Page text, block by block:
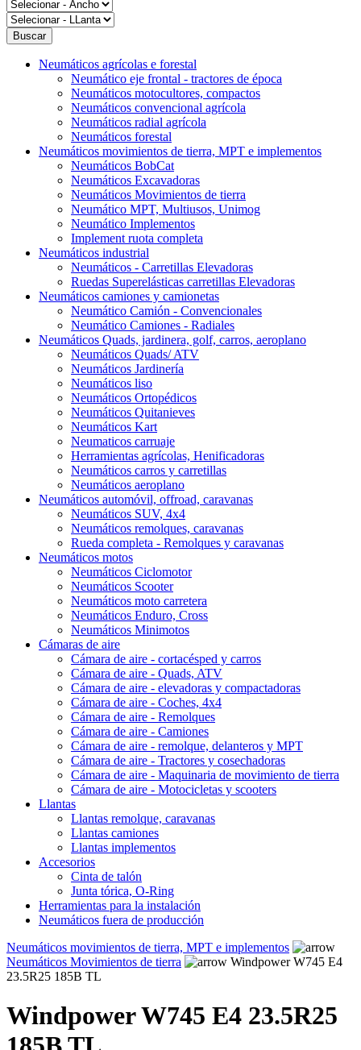
Neumáticos agrícolas e forestal
Neumático eje frontal - tractores de época
Neumáticos motocultores, compactos
Neumáticos convencional agrícola
Neumáticos radial agrícola
Neumáticos forestal
Neumáticos movimientos de tierra, MPT e implementos
Neumáticos BobCat
Neumáticos Excavadoras
Neumáticos Movimientos de tierra
Neumático MPT, Multiusos, Unimog
Neumático Implementos
Implement ruota completa
Neumáticos industrial
Neumáticos - Carretillas Elevadoras
Ruedas Superelásticas carretillas Elevadoras
Neumáticos camiones y camionetas
Neumático Camión - Convencionales
Neumático Camiones - Radiales
Neumáticos Quads, jardinera, golf, carros, aeroplano
Neumáticos Quads/ ATV
Neumáticos Jardinería
Neumáticos liso
Neumáticos Ortopédicos
Neumáticos Quitanieves
Neumáticos Kart
Neumaticos carruaje
Herramientas agrícolas, Henificadoras
Neumáticos carros y carretillas
Neumáticos aeroplano
Neumáticos automóvil, offroad, caravanas
Neumáticos SUV, 4x4
Neumáticos remolques, caravanas
Rueda completa - Remolques y caravanas
Neumáticos motos
Neumáticos Ciclomotor
Neumáticos Scooter
Neumáticos moto carretera
Neumáticos Enduro, Cross
Neumáticos Minimotos
Cámaras de aire
Cámara de aire - cortacésped y carros
Cámara de aire - Quads, ATV
Cámara de aire - elevadoras y compactadoras
Cámara de aire - Coches, 4x4
Cámara de aire - Remolques
Cámara de aire - Camiones
Cámara de aire - remolque, delanteros y MPT
Cámara de aire - Tractores y cosechadoras
Cámara de aire - Maquinaria de movimiento de tierra
Cámara de aire - Motocicletas y scooters
Llantas
Llantas remolque, caravanas
Llantas camiones
Llantas implementos
Accesorios
Cinta de talón
Junta tórica, O-Ring
Herramientas para la instalación
Neumáticos fuera de producción
Neumáticos movimientos de tierra, MPT e implementos
Neumáticos Movimientos de tierra
Windpower W745 E4
23.5R25 185B TL
Windpower W745 E4 23.5R25